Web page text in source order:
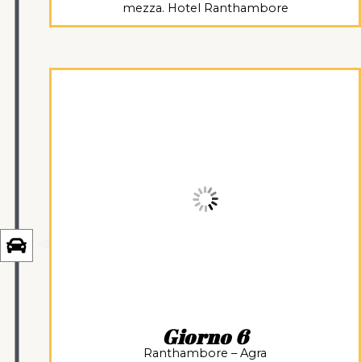
mezza. Hotel Ranthambore
Giorno 6
Ranthambore – Agra